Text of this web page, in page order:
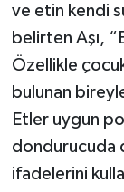
ve etin kendi
belirten Aşı,
Özellikle
bulunan
Etler uygun
dondurucuda
ifadelerini